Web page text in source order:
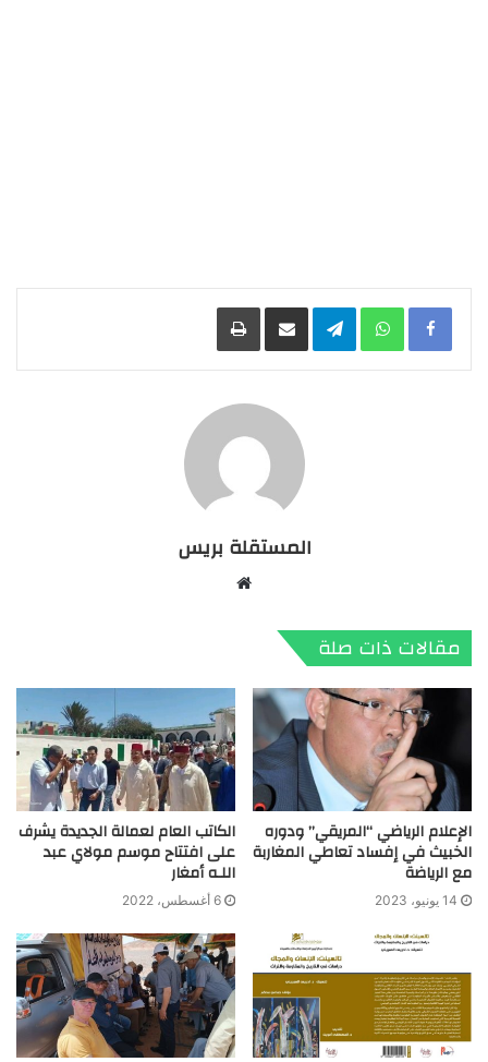
Facebook
WhatsApp
Telegramمشاركة عبر البريد طباعة
المستقلة بريس
مقالات ذات صلة
الإعلام الرياضي “المريقي” ودوره
الخبيث في إفساد تعاطي المغاربة
مع الرياضة
14 يونيو، 2023
الكاتب العام لعمالة الجديدة يشرف
على افتتاح موسم مولاي عبد
اللـه أمغار
6 أغسطس، 2022